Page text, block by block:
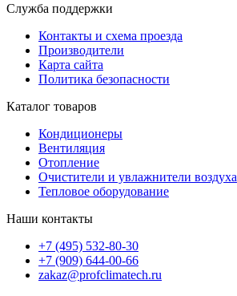
Служба поддержки
Контакты и схема проезда
Производители
Карта сайта
Политика безопасности
Каталог товаров
Кондиционеры
Вентиляция
Отопление
Очистители и увлажнители воздуха
Тепловое оборудование
Наши контакты
+7 (495) 532-80-30
+7 (909) 644-00-66
zakaz@profclimatech.ru